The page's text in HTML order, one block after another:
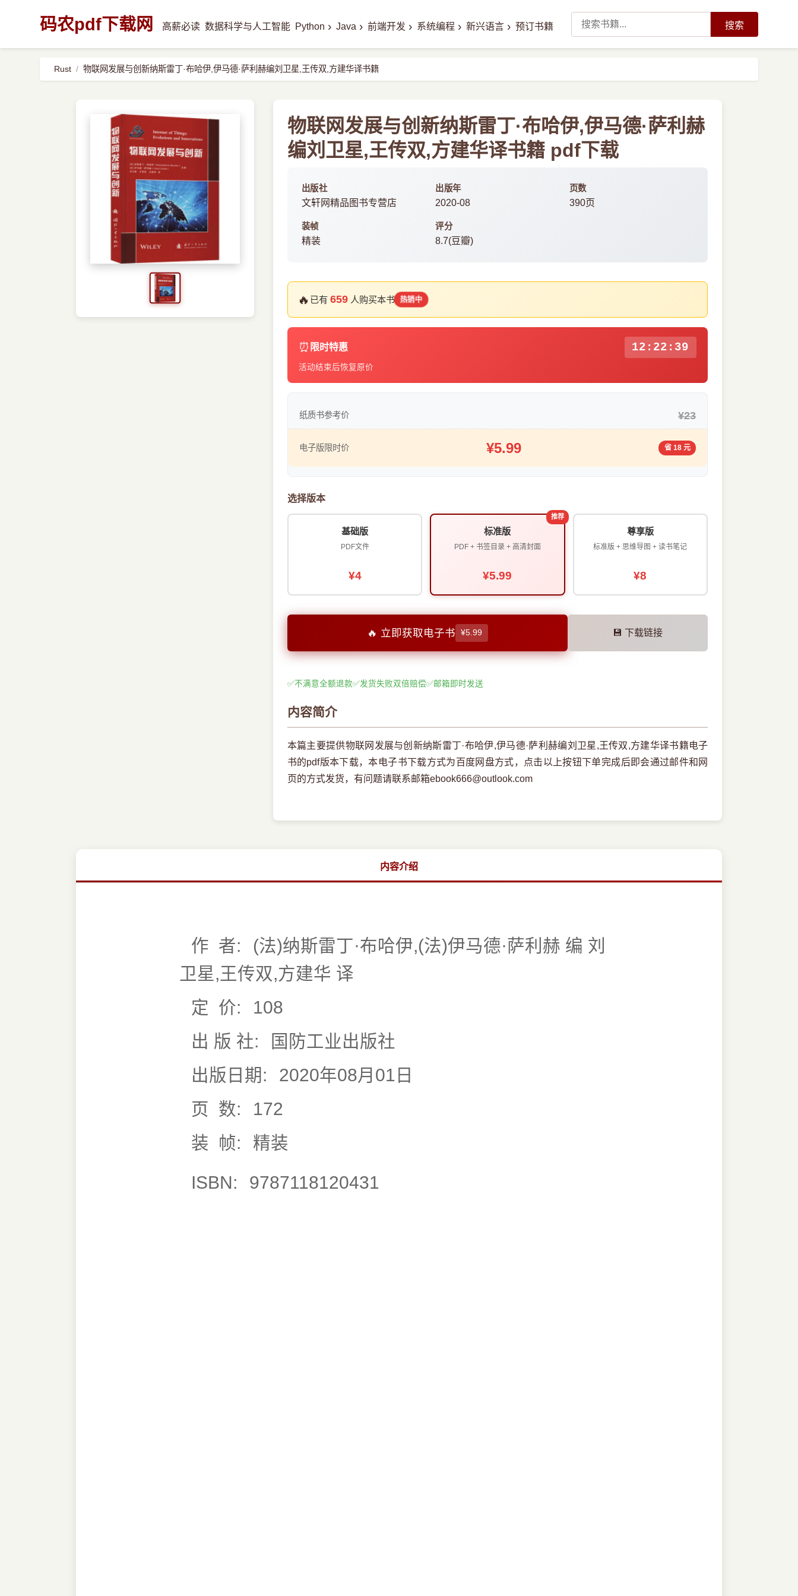
码农pdf下载网 高薪必读 数据科学与人工智能 Python › Java › 前端开发 › 系统编程 › 新兴语言 › 预订书籍 搜索
Rust 物联网发展与创新纳斯雷丁·布哈伊,伊马德·萨利赫编刘卫星,王传双,方建华译书籍
物联网发展与创新纳斯雷丁·布哈伊,伊马德·萨利赫
编刘卫星,王传双,方建华译书籍 pdf下载
出版社
文轩网精品图书专营店
出版年
2020-08
页数
390页
装帧
精装
评分
8.7(豆瓣)
🔥 已有 659人购买本书 热销中
⏰ 限时特惠 12:22:39
活动结束后恢复原价
纸质书参考价 ¥23
电子版限时价 ¥5.99 省 18 元
选择版本
基础版
PDF文件
¥4
推荐
标准版
PDF + 书签目录 + 高清封面
¥5.99
尊享版
标准版 + 思维导图 + 读书笔记
¥8
🔥 立即获取电子书 ¥5.99 💾 下载链接
✅不满意全额退款✅发货失败双倍赔偿✅邮箱即时发送
内容简介
本篇主要提供物联网发展与创新纳斯雷丁·布哈伊,伊马德·萨利赫编刘卫星,王传双,方建华译书籍电子
书的pdf版本下载，本电子书下载方式为百度网盘方式，点击以上按钮下单完成后即会通过邮件和网
页的方式发货，有问题请联系邮箱ebook666@outlook.com
内容介绍
作 者:
(法)纳斯雷丁·布哈伊,(法)伊马德·萨利赫 编 刘
卫星,王传双,方建华 译
定 价:
108
出 版 社:
国防工业出版社
出版日期:
2020年08月01日
页 数:
172
装 帧:
精装
ISBN: 9787118120431